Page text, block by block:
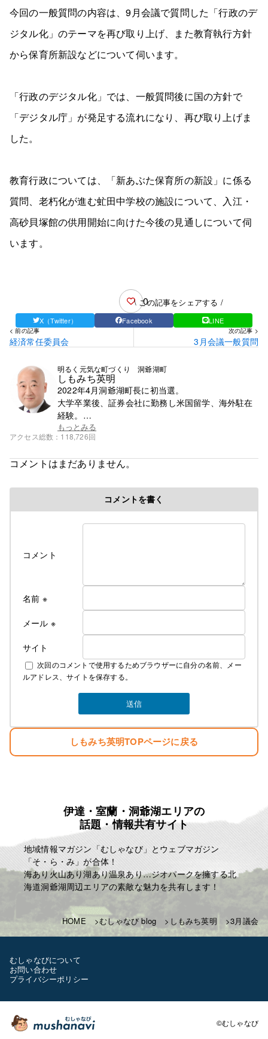
今回の一般質問の内容は、9月会議で質問した「行政のデ
ジタル化」のテーマを再び取り上げ、また教育執行方針
から保育所新設などについて伺います。
「行政のデジタル化」では、一般質問後に国の方針で
「デジタル庁」が発足する流れになり、再び取り上げま
した。
教育行政については、「新あぶた保育所の新設」に係る
質問、老朽化が進む虻田中学校の施設について、入江・
高砂貝塚館の供用開始に向けた今後の見通しについて伺
います。
0
\ この記事をシェアする /
X（Twitter） Facebook LINE
< 前の記事
経済常任委員会
次の記事 >
3月会議一般質問
明るく元気な町づくり 洞爺湖町
しもみち英明
2022年4月洞爺湖町長に初当選。
大学卒業後、証券会社に勤務し米国留学、海外駐在
経験。
帰国後、札幌市で学習塾を13年間経営。
30年ぶりに地元に戻り町議会議員とバス会社の二刀
1985年成城大学経済学部卒。
もっとみる
アクセス総数 118,726回
コメントはまだありません。
コメントを書く
コメント
名前 ※
メール ※
サイト
次回のコメントで使用するためブラウザーに自分の名前、メー
ルアドレス、サイトを保存する。
しもみち英明TOPページに戻る
伊達・室蘭・洞爺湖エリアの
話題・情報共有サイト
地域情報マガジン「むしゃなび」とウェブマガジン
「そ・ら・み」が合体！
海あり火山あり湖あり温泉あり…ジオパークを擁する北
海道洞爺湖周辺エリアの素敵な魅力を共有します！
HOME むしゃなび blog しもみち英明 3月議会
むしゃなびについて
お問い合わせ
プライバシーポリシー
©むしゃなび